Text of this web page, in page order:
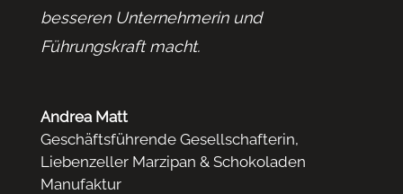
besseren Unternehmerin und
Führungskraft macht.
Andrea Matt
Geschäftsführende Gesellschafterin,
Liebenzeller Marzipan & Schokoladen
Manufaktur